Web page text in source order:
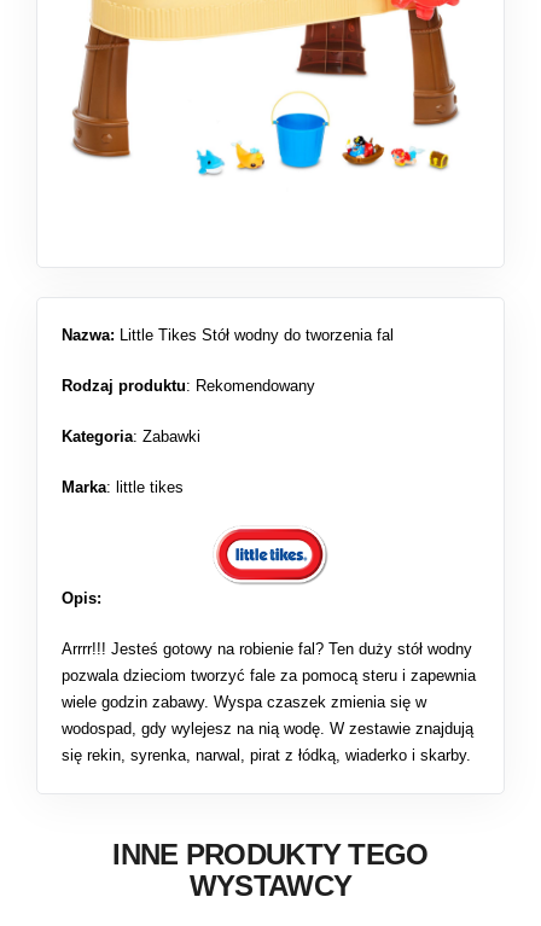
Nazwa: Little Tikes Stół wodny do tworzenia fal
Rodzaj produktu: Rekomendowany
Kategoria: Zabawki
Marka: little tikes
Opis:
Arrrr!!! Jesteś gotowy na robienie fal? Ten duży stół wodny
pozwala dzieciom tworzyć fale za pomocą steru i zapewnia
wiele godzin zabawy. Wyspa czaszek zmienia się w
wodospad, gdy wylejesz na nią wodę. W zestawie znajdują
się rekin, syrenka, narwal, pirat z łódką, wiaderko i skarby.
INNE PRODUKTY TEGO
WYSTAWCY